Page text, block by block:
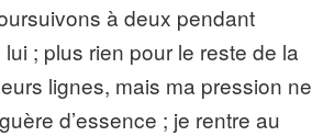
à deux pendant
; plus rien pour le reste de la
lignes, mais ma pression ne
d’essence ; je rentre au